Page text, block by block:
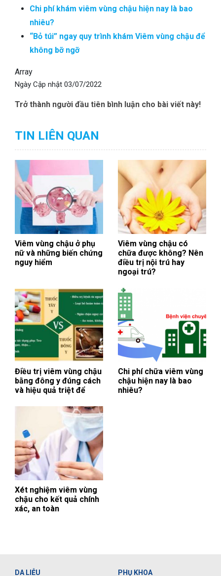
Chi phí khám viêm vùng chậu hiện nay là bao
nhiêu?
“Bỏ túi” ngay quy trình khám Viêm vùng chậu để
không bỡ ngỡ
Array
Ngày Cập nhật 03/07/2022
Trở thành người đầu tiên bình luận cho bài viết này!
TIN LIÊN QUAN
Viêm vùng chậu ở phụ
nữ và những biến chứng
nguy hiểm
Viêm vùng chậu có
chữa được không? Nên
điều trị nội trú hay
ngoại trú?
Điều trị viêm vùng chậu
bằng đông y đúng cách
và hiệu quả triệt để
Chi phí chữa viêm vùng
chậu hiện nay là bao
nhiêu?
Xét nghiệm viêm vùng
chậu cho kết quả chính
xác, an toàn
DA LIỄU PHỤ KHOA